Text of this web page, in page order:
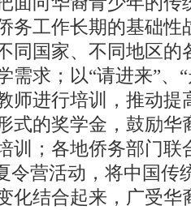
工作长期的基础性
同国家、不同地区的
需求；以“请进来”、
师进行培训，推动提
式的奖学金，鼓励华
训；各地侨务部门联
令营活动，将中国传
化结合起来，广受华